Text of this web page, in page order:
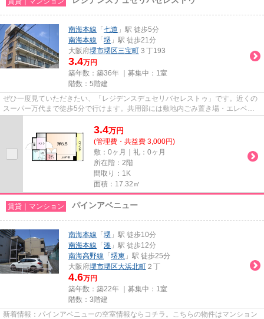
南海本線 「 七道 」駅 徒歩5分
南海本線 「 堺 」駅 徒歩21分
大阪府堺市堺区三宝町 ３丁193
3.4万円
築年数：築36年 ｜募集中： 1室
階数：5階建
ぜひ一度見ていただきたい、「レジデンスデュセリバセレストゥ」です。近くの
スーパー万代まで徒歩5分で行けます。共用部には敷地内ごみ置き場・エレベー
3.4万円
(管理費・共益費 3,000円)
敷：0ヶ月｜礼：0ヶ月
所在階：2階
間取り：1K
面積：17.32㎡
賃貸｜マンション パインアベニュー
南海本線 「 堺 」駅 徒歩10分
南海本線 「 湊 」駅 徒歩12分
南海高野線 「 堺東 」駅 徒歩25分
大阪府堺市堺区大浜北町 ２丁
4.6万円
築年数：築22年 ｜募集中： 1室
階数：3階建
新着情報：パインアベニューの空室情報ならコチラ。こちらの物件はマンション